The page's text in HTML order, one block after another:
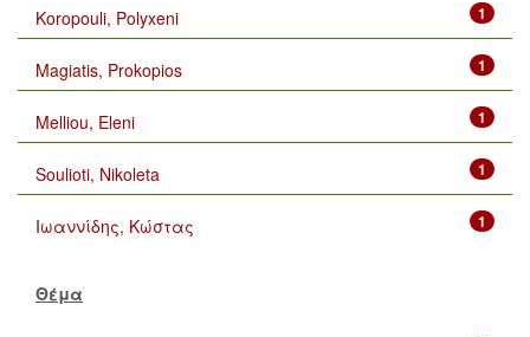
1
Koropouli, Polyxeni
1
Magiatis, Prokopios
1
Melliou, Eleni
1
Soulioti, Nikoleta
1
Ιωαννίδης, Κώστας
Θέμα